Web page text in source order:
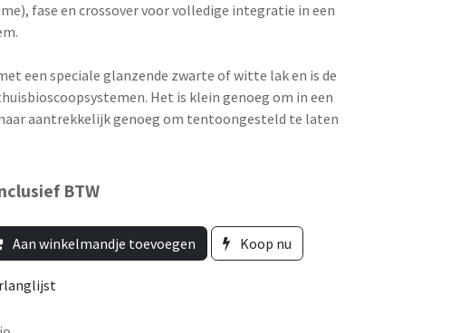
fase en crossover voor volledige integratie in een
een speciale glanzende zwarte of witte lak en is de
Het is klein genoeg om in een
aantrekkelijk genoeg om tentoongesteld te laten
BTW
Aan winkelmandje toevoegen Koop nu